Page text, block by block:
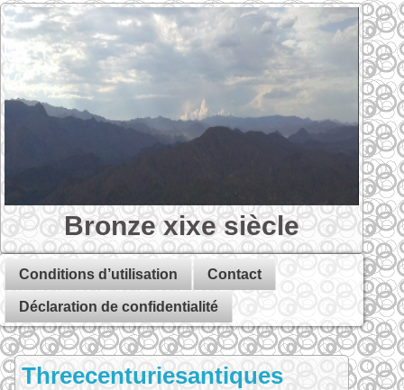
Bronze xixe siècle
Conditions d’utilisation Contact
Déclaration de confidentialité
Threecenturiesantiques